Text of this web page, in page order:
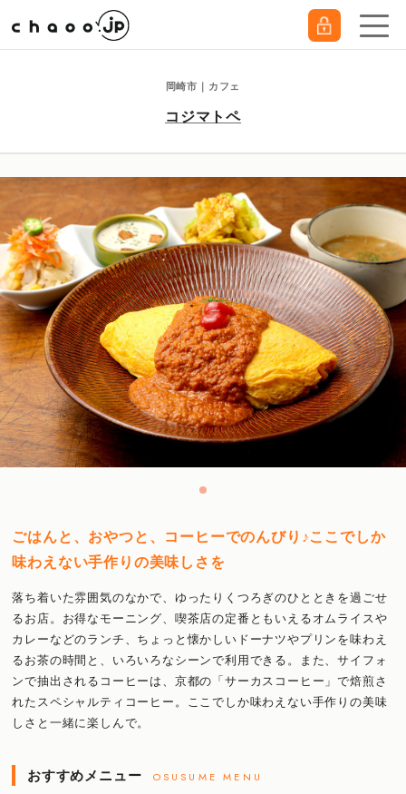
岡崎市｜カフェ
コジマトペ
ごはんと、おやつと、コーヒーでのんびり♪ここでしか
味わえない手作りの美味しさを
落ち着いた雰囲気のなかで、ゆったりくつろぎのひとときを過ごせ
るお店。お得なモーニング、喫茶店の定番ともいえるオムライスや
カレーなどのランチ、ちょっと懐かしいドーナツやプリンを味わえ
るお茶の時間と、いろいろなシーンで利用できる。また、サイフォ
ンで抽出されるコーヒーは、京都の「サーカスコーヒー」で焙煎さ
れたスペシャルティコーヒー。ここでしか味わえない手作りの美味
しさと一緒に楽しんで。
おすすめメニュー OSUSUME MENU